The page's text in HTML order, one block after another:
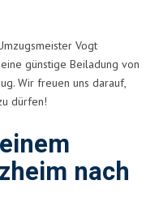
Vogt
günstige Beiladung von
Wir freuen uns darauf,
dürfen!
nach